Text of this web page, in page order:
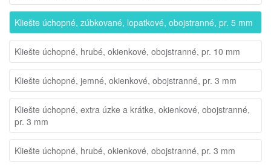
Kliešte úchopné, zúbkované, lopatkové, obojstranné, pr. 5 mm
Kliešte úchopné, hrubé, okienkové, obojstranné, pr. 10 mm
Kliešte úchopné, jemné, okienkové, obojstranné, pr. 3 mm
Kliešte úchopné, extra úzke a krátke, okienkové, obojstranné,
pr. 3 mm
Kliešte úchopné, hrubé, okienkové, obojstranné, pr. 3 mm